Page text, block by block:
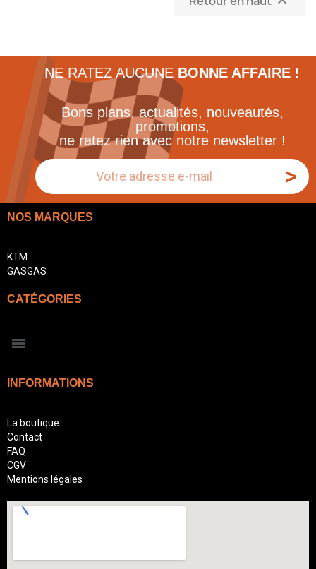
NE RATEZ AUCUNE BONNE AFFAIRE !
Bons plans, actualités, nouveautés,
promotions,
ne ratez rien avec notre newsletter !
>
NOS MARQUES
KTM
GASGAS
CATÉGORIES
INFORMATIONS
La boutique
Contact
FAQ
CGV
Mentions légales